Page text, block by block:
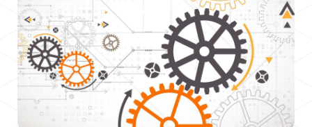
ションRPG型ソーシャルゲーム■ゲームメーカー：株式会社
Mediowl■対応端末：PCブラウザ■利用料金：アイテム課金制
■コピーライト：(C)Mediowl inc. 本件に対するお問い合わせ先
株式会社Mediowl 担当：吉澤メールアドレス：
yoshi@mediowl.co.jpTEL：03-3452-8206 FAX：03-3452-